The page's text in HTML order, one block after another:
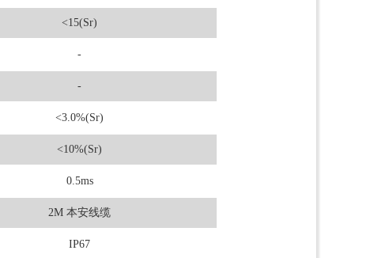
<15(Sr)
-
-
<3.0%(Sr)
<10%(Sr)
0.5ms
2M 本安线缆
IP67